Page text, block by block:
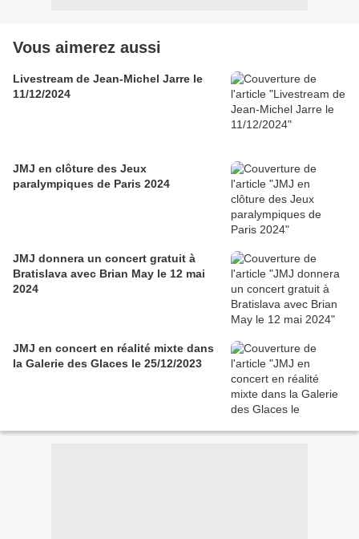
Vous aimerez aussi
Livestream de Jean-Michel Jarre le
11/12/2024
JMJ en clôture des Jeux
paralympiques de Paris 2024
JMJ donnera un concert gratuit à
Bratislava avec Brian May le 12 mai
2024
JMJ en concert en réalité mixte dans
la Galerie des Glaces le 25/12/2023